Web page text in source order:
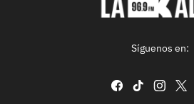
Síguenos en:
facebook
tiktok